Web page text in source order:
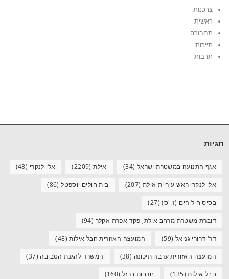
צרכנות
ראשית
תחבורה
תיירות
תרבות
תגיות
אגף התנועה במשטרת ישראל (34) אילת(2209) אלי לנקרי (48)
אלי לנקרי ראש עיריית אילת (207) בית חולים יוספטל(86)
בסיס חיל הים (זי"ס)(27)
דוברת משטרת מרחב אילת, פקד אפרת אקלר (94)
דר' דרורי גניאל (59) המועצה האזורית חבל אילות(48)
המועצה האזורית ערבה תיכונה (38) המשרד להגנת הסביבה (37)
חבל אילות(135) חרבות ברזל (160)